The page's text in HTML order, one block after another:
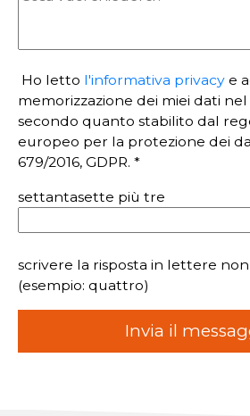
Ho letto l'informativa privacy e
memorizzazione dei miei dati
secondo quanto stabilito dal
europeo per la protezione dei
679/2016, GDPR. *
settantasette più tre
scrivere la risposta in lettere
(esempio: quattro)